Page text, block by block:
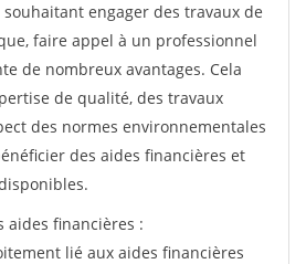
engager des travaux de
faire appel à un professionnel
de nombreux avantages. Cela
de qualité, des travaux
des normes environnementales
des aides financières et
aides financières :
lié aux aides financières